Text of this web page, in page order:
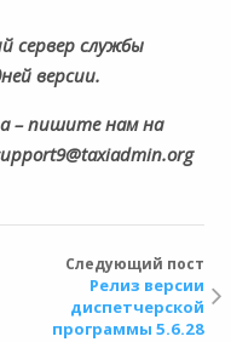
сервер службы
версии.
– пишите нам на
Следующий пост
Релиз версии
диспетчерской
программы 5.6.28